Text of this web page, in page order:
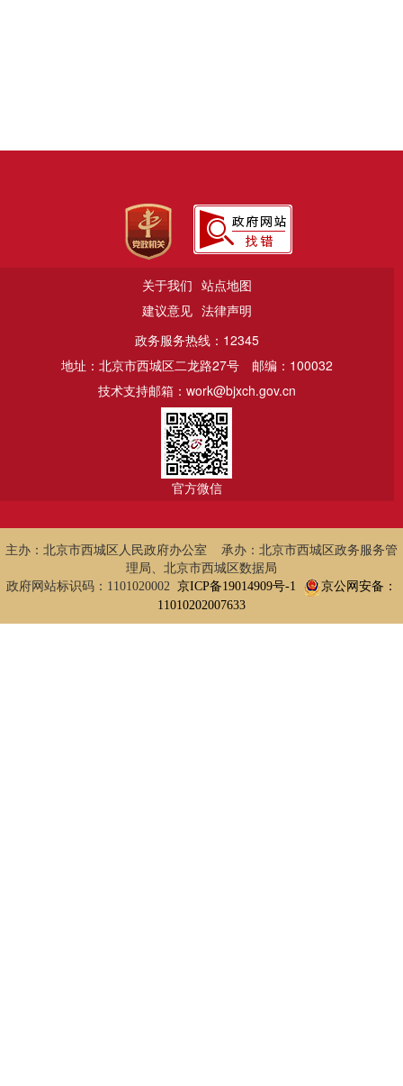
关于我们 站点地图
建议意见 法律声明
政务服务热线：12345
地址：北京市西城区二龙路27号
邮编：100032
技术支持邮箱：work@bjxch.gov.cn
官方微信
主办：北京市西城区人民政府办公室 承办：北京市西城区政务服务管
理局、北京市西城区数据局
政府网站标识码：1101020002 京ICP备19014909号-1
京公网安备：
11010202007633